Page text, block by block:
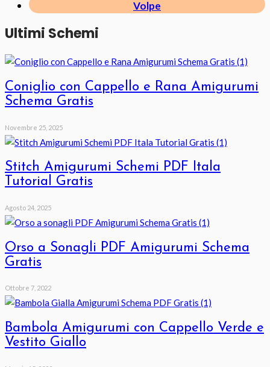
Volpe
Ultimi Schemi
Coniglio con Cappello e Rana Amigurumi
Schema Gratis
Novembre 25, 2025
Stitch Amigurumi Schemi PDF Itala
Tutorial Gratis
Agosto 24, 2025
Orso a Sonagli PDF Amigurumi Schema
Gratis
Ottobre 7, 2022
Bambola Amigurumi con Cappello Verde e
Vestito Giallo